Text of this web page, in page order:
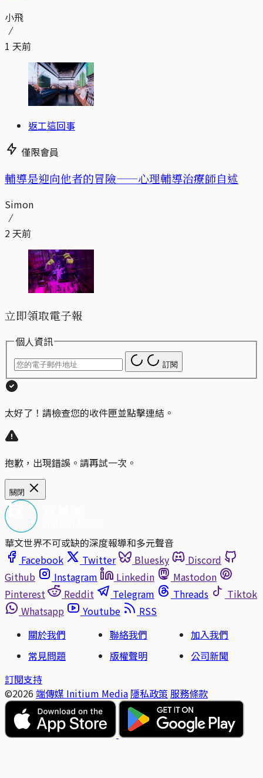
小飛
1 天前
返工這回事
僅限會員
輔導是迎向他者的冒險——心理輔導治療師自述
Simon
2 天前
立即領取電子報
個人資訊
訂閱
太好了！請檢查您的收件匣並點擊連結。
抱歉，出現錯誤。請再試一次。
關閉
華文世界不可或缺的深度報導和多元聲音
Facebook
Twitter Bluesky
Discord
Github
Instagram Linkedin
Mastodon
Pinterest
Reddit Telegram Threads
Tiktok
Whatsapp
Youtube
RSS
關於我們
聯絡我們
加入我們
常見問題
版權聲明
公司新聞
訂閱支持
©2026 端傳媒 Initium Media 隱私政策 服務條款